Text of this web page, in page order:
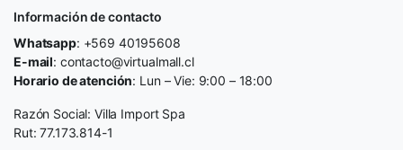
Información de contacto
Whatsapp: +569 40195608
E-mail: contacto@virtualmall.cl
Horario de atención: Lun – Vie: 9:00 – 18:00
Razón Social: Villa Import Spa
Rut: 77.173.814-1